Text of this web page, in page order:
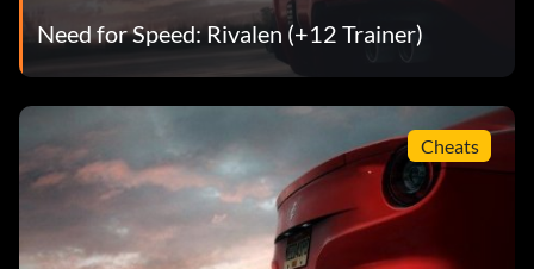
Need for Speed: Rivalen (+12 Trainer)
Cheats